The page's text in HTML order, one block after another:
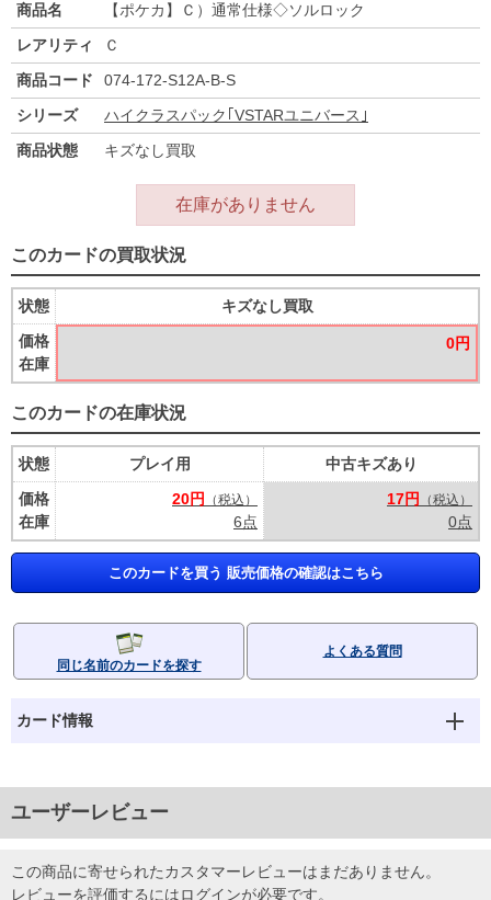
商品名
【ポケカ】Ｃ）通常仕様◇ソルロック
レアリティ
Ｃ
商品コード
074-172-S12A-B-S
シリーズ
ハイクラスパック｢VSTARユニバース｣
商品状態
キズなし買取
在庫がありません
このカードの買取状況
状態
価格
在庫
キズなし買取
0円
このカードの在庫状況
状態
価格
在庫
プレイ用
20円
（税込）
6点
中古キズあり
17円
（税込）
0点
このカードを買う 販売価格の確認はこちら
同じ名前のカードを探す
よくある質問
カード情報
ユーザーレビュー
この商品に寄せられたカスタマーレビューはまだありません。
レビューを評価するにはログインが必要です。